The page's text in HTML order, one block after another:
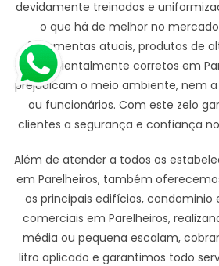
devidamente treinados e
o que há de melhor no
ferramentas atuais, produtos de
ambientalmente corretos em
prejudicam o meio ambiente, nem
ou funcionários. Com este zelo
clientes a segurança e confiança
Além de atender a todos os
em Parelheiros, também
os principais edifícios,
comerciais em Parelheiros,
média ou pequena escalam,
litro aplicado e garantimos todo